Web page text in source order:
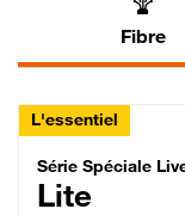
Fibre
L'essentiel
Série
Série Spéciale
Lite